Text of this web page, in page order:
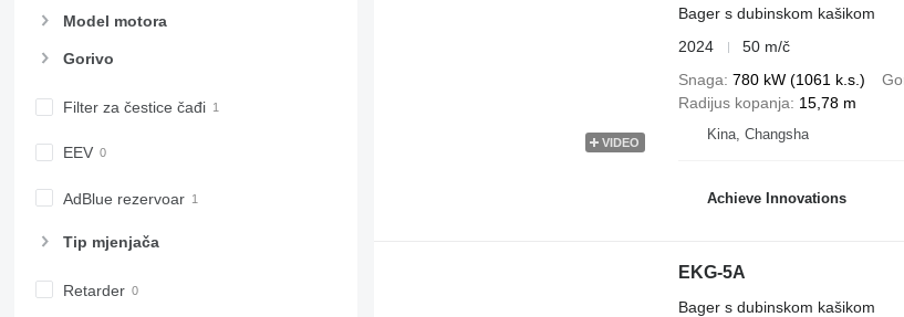
Model motora
Gorivo
Filter za čestice čađi
EEV
AdBlue rezervoar
Tip mјenjača
Retarder
VIDEO
Bager s dubinskom kašikom
2024
50 m/č
Snaga 780 kW (1061 k.s.)
Radijus kopanja
15,78 m
Kina, Changsha
Achieve Innovations
EKG-5A
Bager s dubinskom kašikom